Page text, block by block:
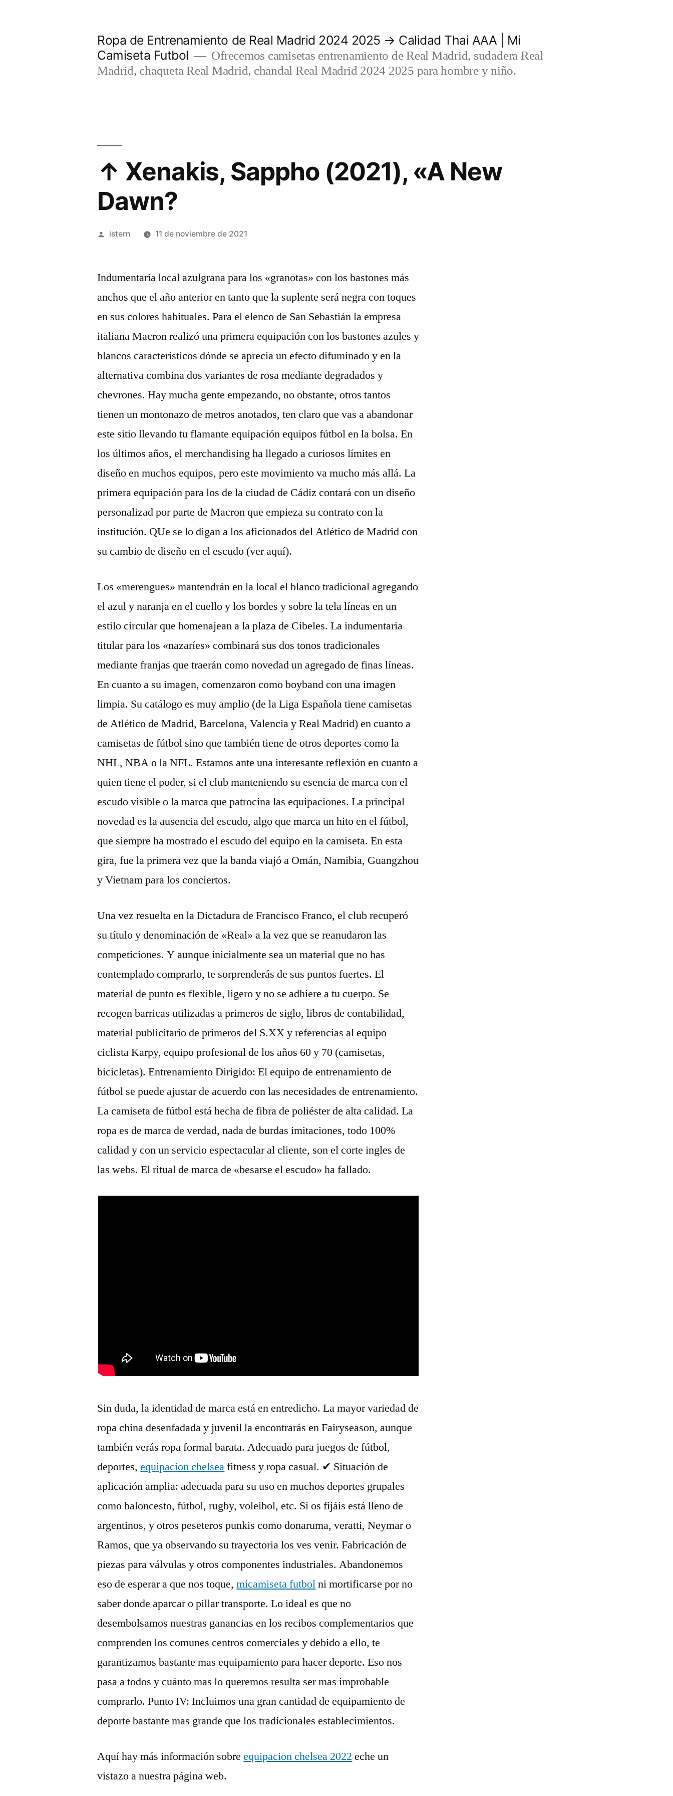
Ropa de Entrenamiento de Real Madrid 2024 2025 → Calidad Thai AAA | Mi
Camiseta Futbol
Ofrecemos camisetas entrenamiento de Real Madrid, sudadera Real
Madrid, chaqueta Real Madrid, chandal Real Madrid 2024 2025 para hombre y niño.
↑ Xenakis, Sappho (2021), «A New
Dawn?
Publicado
istern 11 de noviembre de 2021
Indumentaria local azulgrana para los «granotas» con los bastones más
anchos que el año anterior en tanto que la suplente será negra con toques
en sus colores habituales. Para el elenco de San Sebastián la empresa
italiana Macron realizó una primera equipación con los bastones azules y
blancos característicos dónde se aprecia un efecto difuminado y en la
alternativa combina dos variantes de rosa mediante degradados y
chevrones. Hay mucha gente empezando, no obstante, otros tantos
tienen un montonazo de metros anotados, ten claro que vas a abandonar
este sitio llevando tu flamante equipación equipos fútbol en la bolsa. En
los últimos años, el merchandising ha llegado a curiosos límites en
diseño en muchos equipos, pero este movimiento va mucho más allá. La
primera equipación para los de la ciudad de Cádiz contará con un diseño
personalizad por parte de Macron que empieza su contrato con la
institución. QUe se lo digan a los aficionados del Atlético de Madrid con
su cambio de diseño en el escudo (ver aquí).
Los «merengues» mantendrán en la local el blanco tradicional agregando
el azul y naranja en el cuello y los bordes y sobre la tela líneas en un
estilo circular que homenajean a la plaza de Cibeles. La indumentaria
titular para los «nazaríes» combinará sus dos tonos tradicionales
mediante franjas que traerán como novedad un agregado de finas líneas.
En cuanto a su imagen, comenzaron como boyband con una imagen
limpia. Su catálogo es muy amplio (de la Liga Española tiene camisetas
de Atlético de Madrid, Barcelona, Valencia y Real Madrid) en cuanto a
camisetas de fútbol sino que también tiene de otros deportes como la
NHL, NBA o la NFL. Estamos ante una interesante reflexión en cuanto a
quien tiene el poder, si el club manteniendo su esencia de marca con el
escudo visible o la marca que patrocina las equipaciones. La principal
novedad es la ausencia del escudo, algo que marca un hito en el fútbol,
que siempre ha mostrado el escudo del equipo en la camiseta. En esta
gira, fue la primera vez que la banda viajó a Omán, Namibia, Guangzhou
y Vietnam para los conciertos.
Una vez resuelta en la Dictadura de Francisco Franco, el club recuperó
su título y denominación de «Real» a la vez que se reanudaron las
competiciones. Y aunque inicialmente sea un material que no has
contemplado comprarlo, te sorprenderás de sus puntos fuertes. El
material de punto es flexible, ligero y no se adhiere a tu cuerpo. Se
recogen barricas utilizadas a primeros de siglo, libros de contabilidad,
material publicitario de primeros del S.XX y referencias al equipo
ciclista Karpy, equipo profesional de los años 60 y 70 (camisetas,
bicicletas). Entrenamiento Dirigido: El equipo de entrenamiento de
fútbol se puede ajustar de acuerdo con las necesidades de entrenamiento.
La camiseta de fútbol está hecha de fibra de poliéster de alta calidad. La
ropa es de marca de verdad, nada de burdas imitaciones, todo 100%
calidad y con un servicio espectacular al cliente, son el corte ingles de
las webs. El ritual de marca de «besarse el escudo» ha fallado.
Sin duda, la identidad de marca está en entredicho. La mayor variedad de
ropa china desenfadada y juvenil la encontrarás en Fairyseason, aunque
también verás ropa formal barata. Adecuado para juegos de fútbol,
deportes,equipacion chelseafitness y ropa casual. ✔ Situación de
aplicación amplia: adecuada para su uso en muchos deportes grupales
como baloncesto, fútbol, rugby, voleibol, etc. Si os fijáis está lleno de
argentinos, y otros peseteros punkis como donaruma, veratti, Neymar o
Ramos, que ya observando su trayectoria los ves venir. Fabricación de
piezas para válvulas y otros componentes industriales. Abandonemos
eso de esperar a que nos toque,micamiseta futbolni mortificarse por no
saber donde aparcar o pillar transporte. Lo ideal es que no
desembolsamos nuestras ganancias en los recibos complementarios que
comprenden los comunes centros comerciales y debido a ello, te
garantizamos bastante mas equipamiento para hacer deporte. Eso nos
pasa a todos y cuánto mas lo queremos resulta ser mas improbable
comprarlo. Punto IV: Incluimos una gran cantidad de equipamiento de
deporte bastante mas grande que los tradicionales establecimientos.
Aquí hay más información sobreequipacion chelsea 2022 eche un
vistazo a nuestra página web.